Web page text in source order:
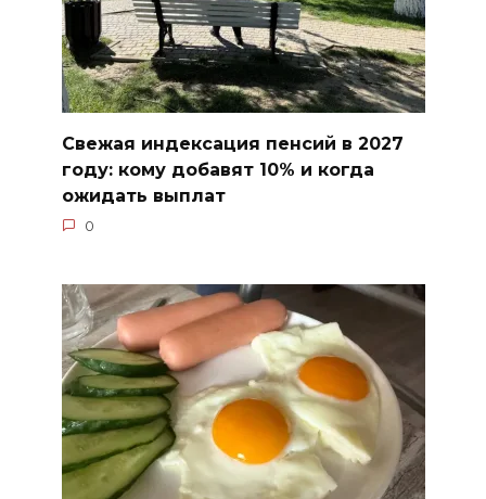
Свежая индексация пенсий в 2027
году: кому добавят 10% и когда
ожидать выплат
0